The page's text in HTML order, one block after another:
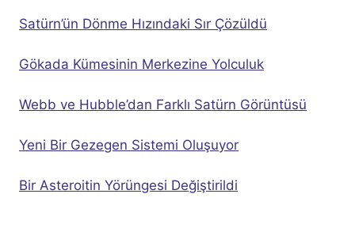
Satürn’ün Dönme Hızındaki Sır Çözüldü
Gökada Kümesinin Merkezine Yolculuk
Webb ve Hubble’dan Farklı Satürn Görüntüsü
Yeni Bir Gezegen Sistemi Oluşuyor
Bir Asteroitin Yörüngesi Değiştirildi